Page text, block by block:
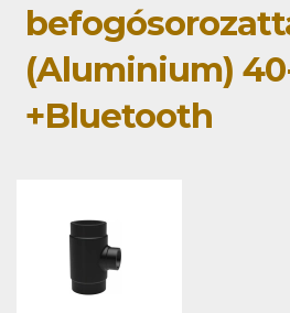
(Aluminium)
+Bluetooth